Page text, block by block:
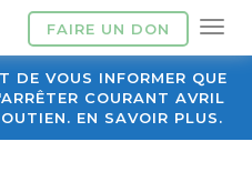
FAIRE UN DON
DE VOUS INFORMER QUE
COURANT AVRIL
EN SAVOIR PLUS.